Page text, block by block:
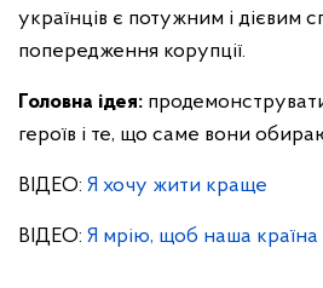
українців є потужним і дієвим
попередження корупції.
Головна ідея:
героїв і те, що саме вони
ВІДЕО: Я хочу жити краще
ВІДЕО: Я мрію, щоб наша